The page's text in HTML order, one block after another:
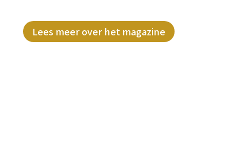
Lees meer over het magazine